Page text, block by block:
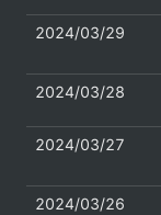
2024/03/29
2024/03/28
2024/03/27
2024/03/26